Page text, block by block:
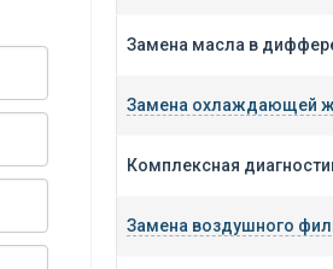
Замена масла в
Замена охлаждающей
Комплексная
Замена воздушного